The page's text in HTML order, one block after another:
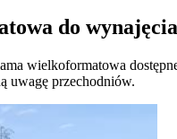
do
wielkoformatowa
uwagę przechodniów.